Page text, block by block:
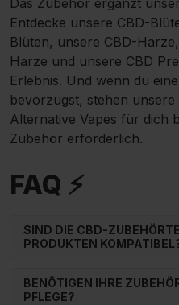
Das Zubehör ergänzt
Entdecke unsere CBD-
Blüten, unsere CBD-Harze
Harze und unsere CBD
Erlebnis. Und wenn du
bevorzugst, stehen unsere
Alternative Vapes für dich
Zubehör erforderlich.
FAQ ⚡
SIND DIE CBD-
PRODUKTEN
BENÖTIGEN IHRE
PFLEGE?